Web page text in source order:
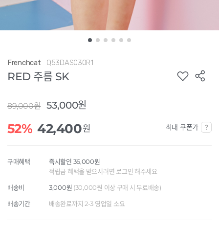
Frenchcat Q53DAS030R1
RED 주름 SK
89,000원 53,000원
52% 42,400원 최대 쿠폰가
구매혜택
즉시할인 36,000원
적립금 혜택을 받으시려면 로그인 해주세요
배송비 3,000원 (30,000원 이상 구매 시 무료배송)
배송기간 배송완료까지 2-3 영업일 소요